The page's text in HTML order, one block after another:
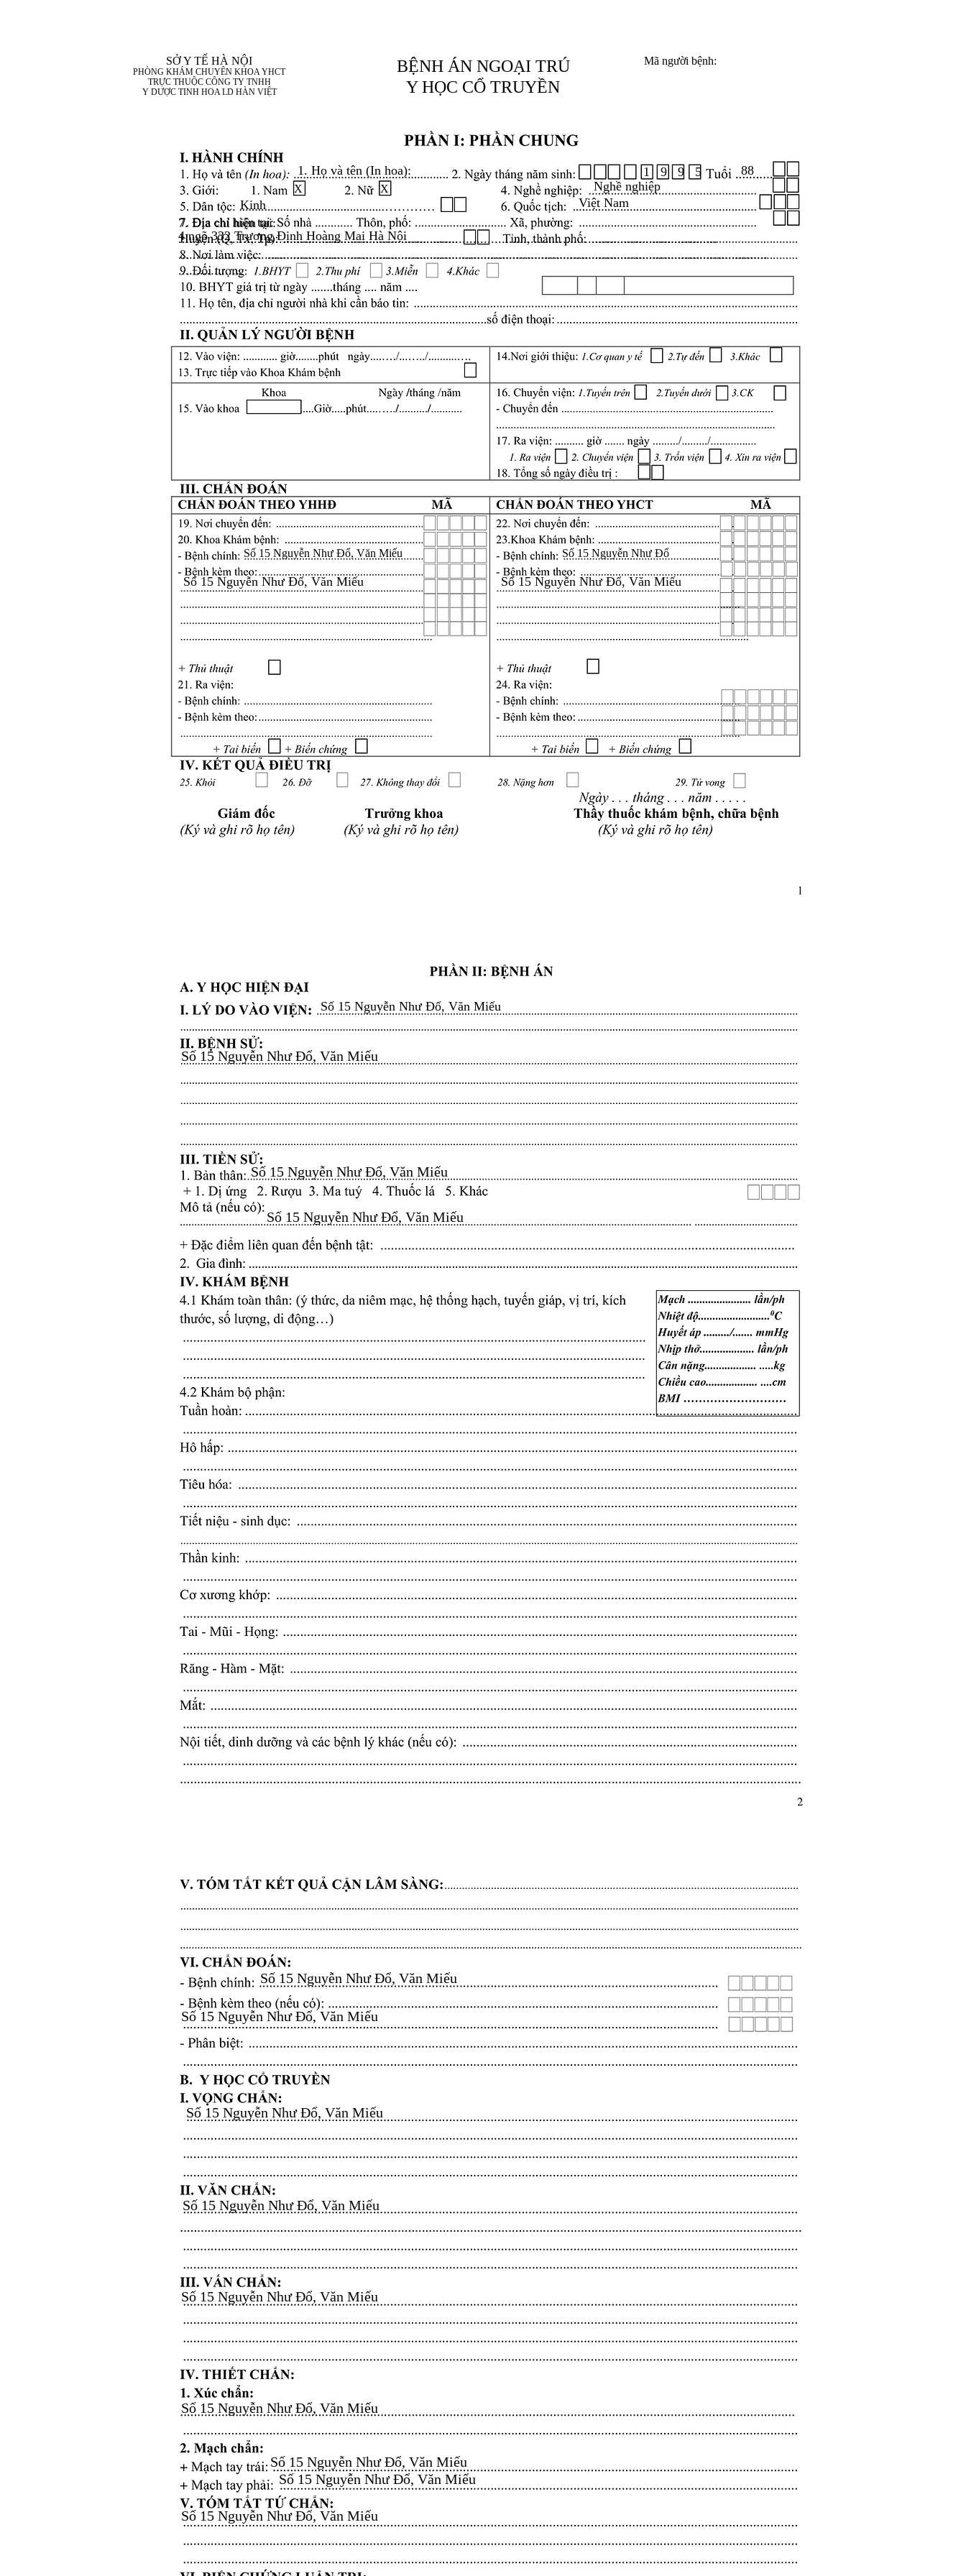
SỞ Y TẾ HÀ NỘI
PHÒNG KHÁM CHUYÊN KHOA YHCT
TRỰC THUỘC CÔNG TY TNHH
Y DƯỢC TINH HOA LD HÀN VIỆT
BỆNH ÁN NGOẠI TRÚ
Y HỌC CỔ TRUYỀN
Mã người bệnh:
1. Họ và tên (In hoa): 1 9 9 5 88
X X
Nghề nghiệp
Việt Nam
Kinh
7. Địa chỉ hiện tại:
......................................................................................................................................................
....................................................................................................................................................................
..................
4 ngõ 332 Trương Định Hoàng Mai Hà Nội
Số 15 Nguyễn Như Đổ, Văn Miếu
Số 15 Nguyễn Như Đổ, Văn Miếu
Số 15 Nguyễn Như Đổ
Số 15 Nguyễn Như Đổ, Văn Miếu
Số 15 Nguyễn Như Đổ, Văn Miếu
Số 15 Nguyễn Như Đổ, Văn Miếu​​​​
Số 15 Nguyễn Như Đổ, Văn Miếu​​​​
Số 15 Nguyễn Như Đổ, Văn Miếu​​​​
Số 15 Nguyễn Như Đổ, Văn Miếu​​​​
Số 15 Nguyễn Như Đổ, Văn Miếu​​​​
Số 15 Nguyễn Như Đổ, Văn Miếu​​​​
Số 15 Nguyễn Như Đổ, Văn Miếu​​​​
Số 15 Nguyễn Như Đổ, Văn Miếu​​​​
Số 15 Nguyễn Như Đổ, Văn Miếu​​​​
Số 15 Nguyễn Như Đổ, Văn Miếu​​​​
Số 15 Nguyễn Như Đổ, Văn Miếu​​​​
Số 15 Nguyễn Như Đổ, Văn Miếu​​​​